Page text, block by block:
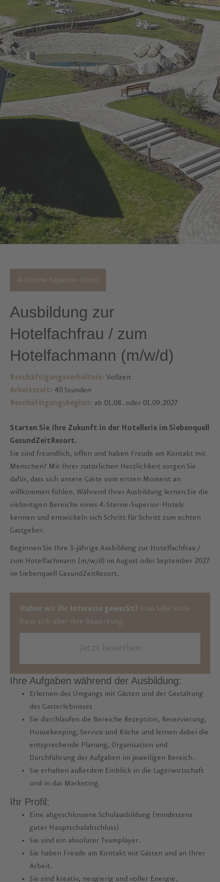
4-Sterne-Superior-Hotel
Ausbildung zur
Hotelfachfrau / zum
Hotelfachmann (m/w/d)
Beschäftigungsverhältnis: Vollzeit
Arbeitszeit: 40 Stunden
Beschäftigungsbeginn: ab 01.08. oder 01.09.2027
Starten Sie Ihre Zukunft in der Hotellerie im Siebenquell
GesundZeitResort.
Sie sind freundlich, offen und haben Freude am Kontakt mit
Menschen? Mit Ihrer natürlichen Herzlichkeit sorgen Sie
dafür, dass sich unsere Gäste vom ersten Moment an
willkommen fühlen. Während Ihrer Ausbildung lernen Sie die
vielseitigen Bereiche eines 4-Sterne-Superior-Hotels
kennen und entwickeln sich Schritt für Schritt zum echten
Gastgeber.
Beginnen Sie Ihre 3-jährige Ausbildung zur Hotelfachfrau /
zum Hotelfachmann (m/w/d) im August oder September 2027
im Siebenquell GesundZeitResort.
Ihre Aufgaben während der Ausbildung:
Erlernen des Umgangs mit Gästen und der Gestaltung
des Gasterlebnisses
Sie durchlaufen die Bereiche Rezeption, Reservierung,
Housekeeping, Service und Küche und lernen dabei die
entsprechende Planung, Organisation und
Durchführung der Aufgaben im jeweiligen Bereich.
Sie erhalten außerdem Einblick in die Lagerwirtschaft
und in das Marketing.
Ihr Profil:
Eine abgeschlossene Schulausbildung (mindestens
guter Hauptschulabschluss)
Sie sind ein absoluter Teamplayer.
Sie haben Freude am Kontakt mit Gästen und an Ihrer
Arbeit.
Sie sind kreativ, neugierig und voller Energie.
Haben wir Ihr Interesse geweckt? Frau Silke Stich
freut sich über Ihre Bewerbung.
Jetzt bewerben